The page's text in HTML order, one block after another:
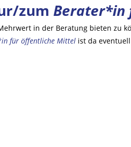
zum Berater*in
in der Beratung bieten zu
für öffentliche Mittel ist da